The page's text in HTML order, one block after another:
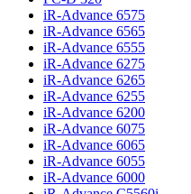
iR-Advance 6575
iR-Advance 6565
iR-Advance 6555
iR-Advance 6275
iR-Advance 6265
iR-Advance 6255
iR-Advance 6200
iR-Advance 6075
iR-Advance 6065
iR-Advance 6055
iR-Advance 6000